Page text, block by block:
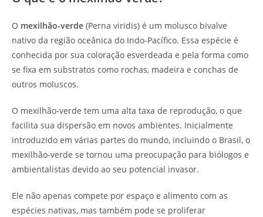
O mexilhão-verde (Perna viridis) é um molusco bivalve
nativo da região oceânica do Indo-Pacífico. Essa espécie é
conhecida por sua coloração esverdeada e pela forma como
se fixa em substratos como rochas, madeira e conchas de
outros moluscos.
O mexilhão-verde tem uma alta taxa de reprodução, o que
facilita sua dispersão em novos ambientes. Inicialmente
introduzido em várias partes do mundo, incluindo o Brasil, o
mexilhão-verde se tornou uma preocupação para biólogos e
ambientalistas devido ao seu potencial invasor.
Ele não apenas compete por espaço e alimento com as
espécies nativas, mas também pode se proliferar